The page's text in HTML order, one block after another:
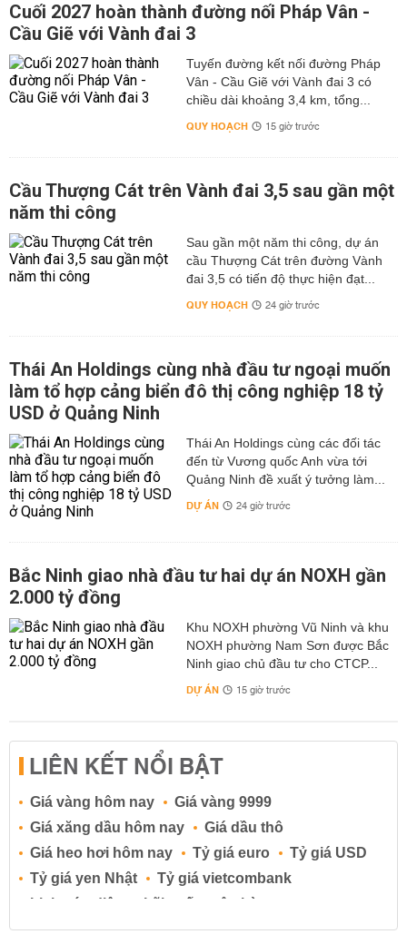
Cuối 2027 hoàn thành đường nối Pháp Vân -
Cầu Giẽ với Vành đai 3
Tuyến đường kết nối đường Pháp
Vân - Cầu Giẽ với Vành đai 3 có
chiều dài khoảng 3,4 km, tổng...
QUY HOẠCH 15 giờ trước
Cầu Thượng Cát trên Vành đai 3,5 sau gần một
năm thi công
Sau gần một năm thi công, dự án
cầu Thượng Cát trên đường Vành
đai 3,5 có tiến độ thực hiện đạt...
QUY HOẠCH 24 giờ trước
Thái An Holdings cùng nhà đầu tư ngoại muốn
làm tổ hợp cảng biển đô thị công nghiệp 18 tỷ
USD ở Quảng Ninh
Thái An Holdings cùng các đối tác
đến từ Vương quốc Anh vừa tới
Quảng Ninh đề xuất ý tưởng làm...
DỰ ÁN 24 giờ trước
Bắc Ninh giao nhà đầu tư hai dự án NOXH gần
2.000 tỷ đồng
Khu NOXH phường Vũ Ninh và khu
NOXH phường Nam Sơn được Bắc
Ninh giao chủ đầu tư cho CTCP...
DỰ ÁN 15 giờ trước
LIÊN KẾT NỔI BẬT
Giá vàng hôm nay
Giá vàng 9999
Giá xăng dầu hôm nay
Giá dầu thô
Giá heo hơi hôm nay
Tỷ giá euro
Tỷ giá USD
Tỷ giá yen Nhật
Tỷ giá vietcombank
Lịch cúp điện
Lãi suất ngân hàng
Lãi suất tiết kiệm
Lãi suất tiền gửi